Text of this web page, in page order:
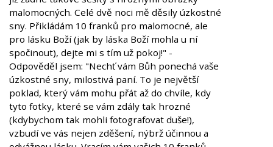
malomocných. Celé dvě noci mě děsily úzkostné
sny. Přikládám 10 franků pro malomocné, ale
pro lásku Boží (jak by láska Boží mohla u ní
spočinout), dejte mi s tím už pokoj!" -
Odpověděl jsem: "Nechť vám Bůh ponechá vaše
úzkostné sny, milostivá paní. To je největší
poklad, který vám mohu přát až do chvíle, kdy
tyto fotky, které se vám zdály tak hrozné
(kdybychom tak mohli fotografovat duše!),
vzbudí ve vás nejen zděšení, nýbrž účinnou a